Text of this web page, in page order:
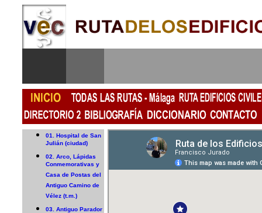
01. Hospital de San
Julián (ciudad)
02. Arco, Lápidas
Conmemorativas y
Casa de Postas del
Antiguo Camino de
Vélez (t.m.)
03. Antiguo Parador